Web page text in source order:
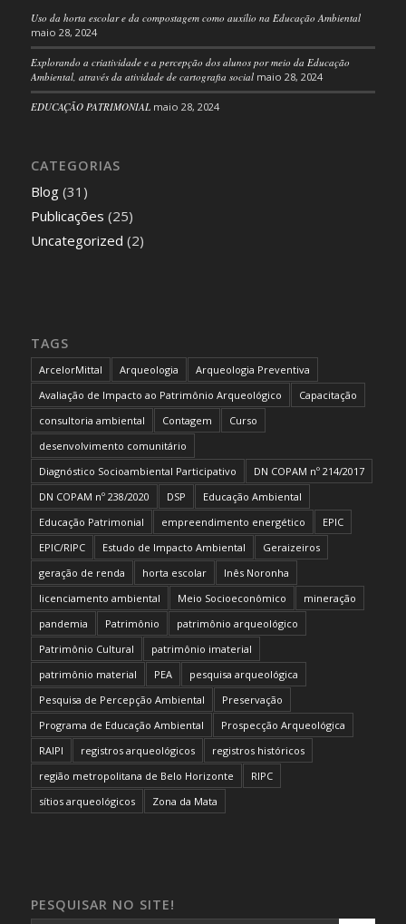
Uso da horta escolar e da compostagem como auxílio na Educação Ambiental
maio 28, 2024
Explorando a criatividade e a percepção dos alunos por meio da Educação
Ambiental, através da atividade de cartografia social maio 28, 2024
EDUCAÇÃO PATRIMONIAL maio 28, 2024
CATEGORIAS
Blog(31)
Publicações (25)
Uncategorized (2)
TAGS
ArcelorMittal Arqueologia
Arqueologia Preventiva
Avaliação de Impacto ao Patrimônio Arqueológico
Capacitação
consultoria ambiental
Contagem
Curso
desenvolvimento comunitário
Diagnóstico Socioambiental Participativo
DN COPAM nº 214/2017
DN COPAM nº 238/2020
DSP
Educação Ambiental
Educação Patrimonial
empreendimento energético
EPIC
EPIC/RIPC
Estudo de Impacto Ambiental
Geraizeiros
geração de renda
horta escolar
Inês Noronha
licenciamento ambiental
Meio Socioeconômico
mineração
pandemia
Patrimônio
patrimônio arqueológico
Patrimônio Cultural
patrimônio imaterial
patrimônio material
PEA
pesquisa arqueológica
Pesquisa de Percepção Ambiental
Preservação
Programa de Educação Ambiental
Prospecção Arqueológica
RAIPI
registros arqueológicos
registros históricos
região metropolitana de Belo Horizonte
RIPC
sítios arqueológicos
Zona da Mata
PESQUISAR NO SITE!